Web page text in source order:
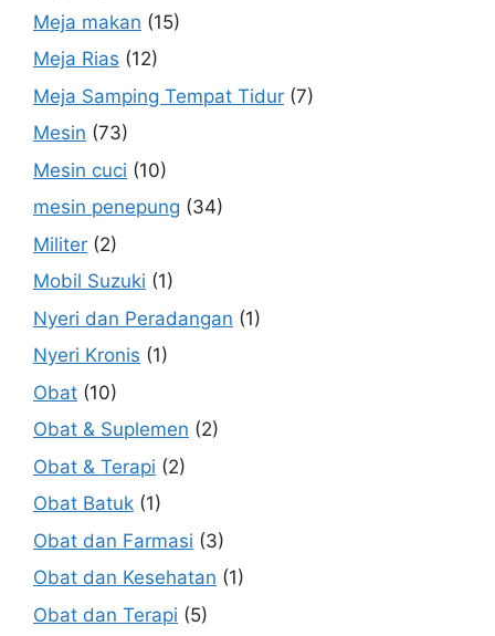
Meja makan (15)
Meja Rias (12)
Meja Samping Tempat Tidur (7)
Mesin (73)
Mesin cuci (10)
mesin penepung (34)
Militer (2)
Mobil Suzuki (1)
Nyeri dan Peradangan (1)
Nyeri Kronis (1)
Obat (10)
Obat & Suplemen (2)
Obat & Terapi (2)
Obat Batuk (1)
Obat dan Farmasi (3)
Obat dan Kesehatan (1)
Obat dan Terapi (5)